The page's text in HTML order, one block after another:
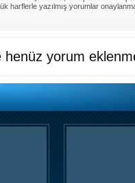
harflerle yazılmış yorumlar
henüz yorum